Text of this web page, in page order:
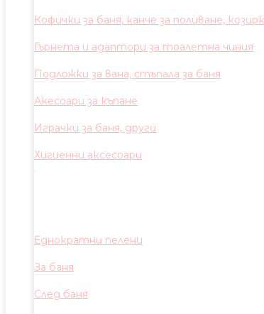
Кофички за баня, канче за поливане,
Гърнета и адаптори за тоалетна чиния
Подложки за вана, стъпала за баня
Акесоари за къпане
Играчки за баня, други
Хигиенни аксесоари
Еднократни пелени
За баня
След баня